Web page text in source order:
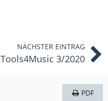
NÄCHSTER EINTRAG
Tools4Music 3/2020
PDF